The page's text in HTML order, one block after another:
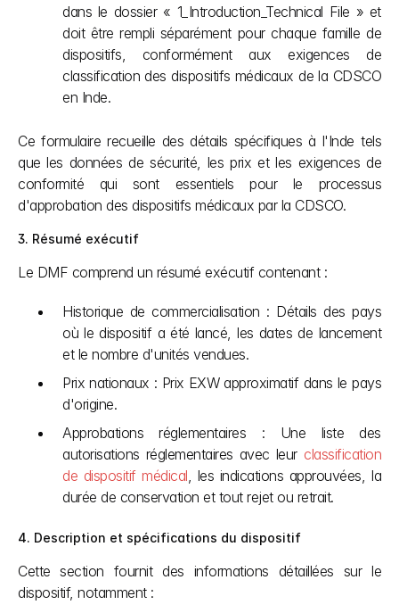
dans le dossier « 1_Introduction_Technical File » et
doit être rempli séparément pour chaque famille de
dispositifs, conformément aux exigences de
classification des dispositifs médicaux de la CDSCO
en Inde.
Ce formulaire recueille des détails spécifiques à l'Inde tels
que les données de sécurité, les prix et les exigences de
conformité qui sont essentiels pour le processus
d'approbation des dispositifs médicaux par la CDSCO.
3. Résumé exécutif
Le DMF comprend un résumé exécutif contenant :
Historique de commercialisation : Détails des pays
où le dispositif a été lancé, les dates de lancement
et le nombre d'unités vendues.
Prix nationaux : Prix EXW approximatif dans le pays
d'origine.
Approbations réglementaires : Une liste des
autorisations réglementaires avec leur classification
de dispositif médical, les indications approuvées, la
durée de conservation et tout rejet ou retrait.
4. Description et spécifications du dispositif
Cette section fournit des informations détaillées sur le
dispositif, notamment :